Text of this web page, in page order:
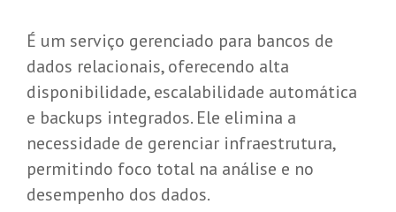
É um serviço gerenciado para bancos de
dados relacionais, oferecendo alta
disponibilidade, escalabilidade automática
e backups integrados. Ele elimina a
necessidade de gerenciar infraestrutura,
permitindo foco total na análise e no
desempenho dos dados.